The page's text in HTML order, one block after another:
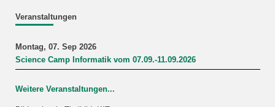
Veranstaltungen
Montag, 07. Sep 2026
Science Camp Informatik vom 07.09.-11.09.2026
Weitere Veranstaltungen...